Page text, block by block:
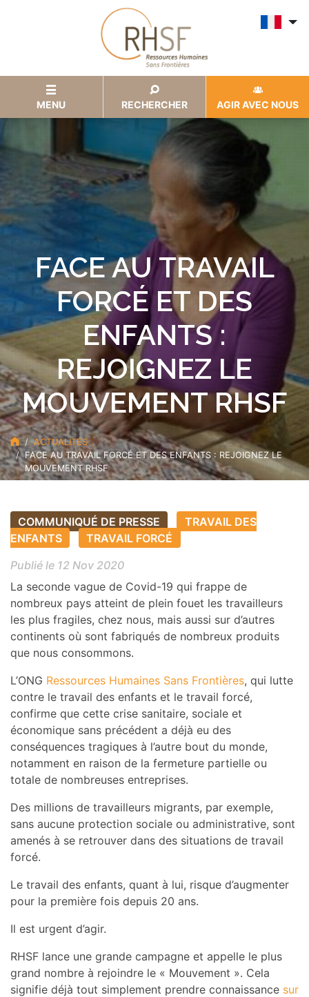
MENU RECHERCHER AGIR AVEC NOUS
FACE AU TRAVAIL
FORCÉ ET DES
ENFANTS :
REJOIGNEZ LE
MOUVEMENT RHSF
ACTUALITÉS
FACE AU TRAVAIL FORCÉ ET DES ENFANTS : REJOIGNEZ LE
MOUVEMENT RHSF
COMMUNIQUÉ DE PRESSE
TRAVAIL DES
ENFANTS
TRAVAIL FORCÉ
Publié le 12 Nov 2020
La seconde vague de Covid-19 qui frappe de
nombreux pays atteint de plein fouet les travailleurs
les plus fragiles, chez nous, mais aussi sur d’autres
continents où sont fabriqués de nombreux produits
que nous consommons.
L’ONG Ressources Humaines Sans Frontières, qui lutte
contre le travail des enfants et le travail forcé,
confirme que cette crise sanitaire, sociale et
économique sans précédent a déjà eu des
conséquences tragiques à l’autre bout du monde,
notamment en raison de la fermeture partielle ou
totale de nombreuses entreprises.
Des millions de travailleurs migrants, par exemple,
sans aucune protection sociale ou administrative, sont
amenés à se retrouver dans des situations de travail
forcé.
Le travail des enfants, quant à lui, risque d’augmenter
pour la première fois depuis 20 ans.
Il est urgent d’agir.
RHSF lance une grande campagne et appelle le plus
grand nombre à rejoindre le « Mouvement ». Cela
signifie déjà tout simplement prendre connaissance sur